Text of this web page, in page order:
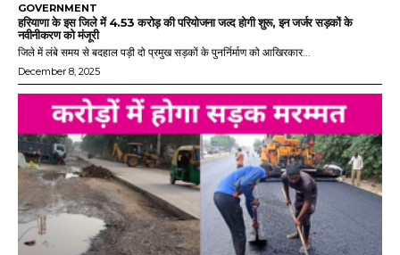
GOVERNMENT
हरियाणा के इस जिले में 4.53 करोड़ की परियोजना जल्द होगी शुरू, इन जर्जर सड़कों के
नवीनीकरण को मंजूरी
जिले में लंबे समय से बदहाल पड़ी दो प्रमुख सड़कों के पुनर्निर्माण को आखिरकार...
December 8, 2025